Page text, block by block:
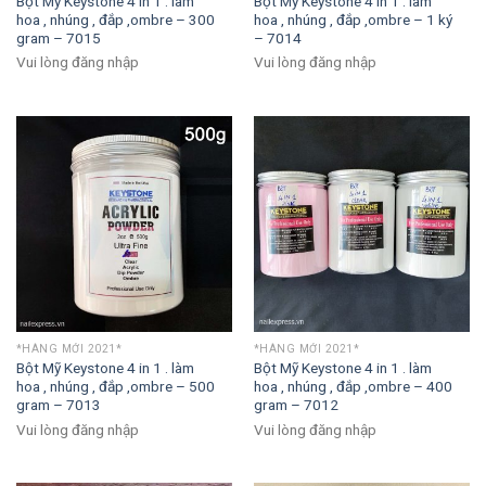
hoa , nhúng , đắp ,ombre – 300
gram – 7015
Vui lòng đăng nhập
hoa , nhúng , đắp ,ombre – 1 ký
– 7014
Vui lòng đăng nhập
*HÀNG MỚI 2021*
Bột Mỹ Keystone 4 in 1 . làm
hoa , nhúng , đắp ,ombre – 500
gram – 7013
Vui lòng đăng nhập
*HÀNG MỚI 2021*
Bột Mỹ Keystone 4 in 1 . làm
hoa , nhúng , đắp ,ombre – 400
gram – 7012
Vui lòng đăng nhập